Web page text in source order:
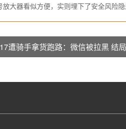
大器看似方便，实则埋下了安全风险
遭骑手拿货跑路：微信被拉黑 结